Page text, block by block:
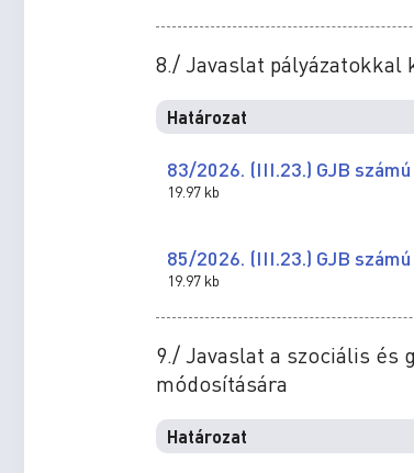
8./ Javaslat
Határozat
83/2026. (III.23.) GJB
19.97 kb
85/2026. (III.23.) GJB
19.97 kb
9./ Javaslat a szociális
módosítására
Határozat